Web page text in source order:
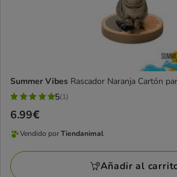
Summer Vibes Rascador Naranja Cartón
5
estrellas
con
opiniones
5(1)
Precio
6.99€
6.99€
Vendido
por
Tiendanimal
Vendido porTiendanimal
Añadir al